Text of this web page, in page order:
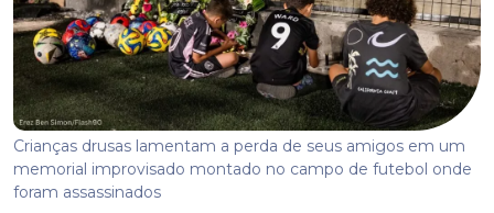
Crianças drusas lamentam a perda de seus amigos em um
memorial improvisado montado no campo de futebol onde
foram assassinados